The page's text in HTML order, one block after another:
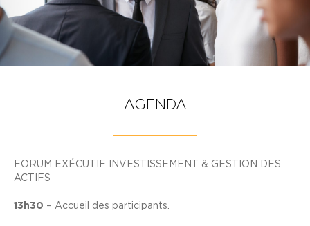
AGENDA
FORUM EXÉCUTIF INVESTISSEMENT & GESTION DES
ACTIFS
13h30 – Accueil des participants.